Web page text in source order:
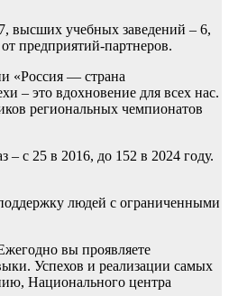
высших учебных заведений – 6,
предприятий-партнеров.
«Россия — страна
– это вдохновение для всех нас.
региональных чемпионатов
– с 25 в 2016, до 152 в 2024 году.
людей с ограниченными
вы проявляете
Успехов и реализации самых
Национального центра